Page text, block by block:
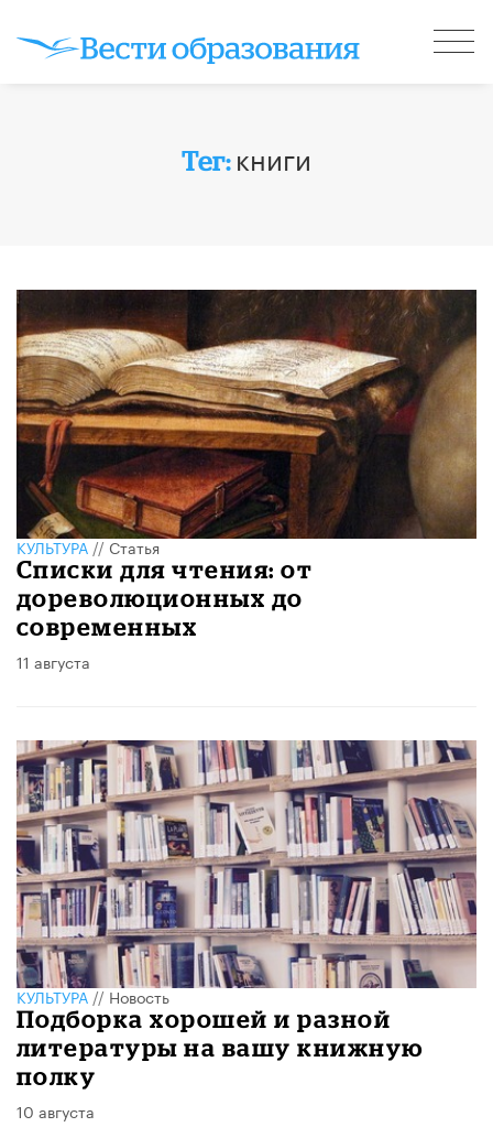
Тег: книги
КУЛЬТУРА//Статья
Списки для чтения: от
дореволюционных до
современных
11 августа
КУЛЬТУРА//Новость
Подборка хорошей и разной
литературы на вашу книжную
полку
10 августа